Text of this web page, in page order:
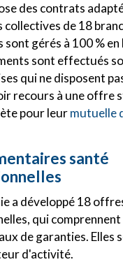
des contrats
collectives de 18
sont gérés à 100 % en
sont effectués
qui ne disposent
recours à une offre
pour leurmutuelle
santé
a développé 18
qui
de garanties. Elles
d'activité.